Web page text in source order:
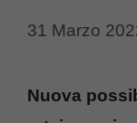
31 Marzo
Nuova